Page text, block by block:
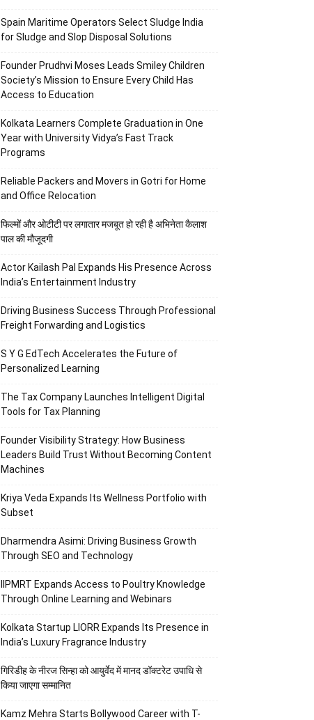
Spain Maritime Operators Select Sludge India
for Sludge and Slop Disposal Solutions
Founder Prudhvi Moses Leads Smiley Children
Society’s Mission to Ensure Every Child Has
Access to Education
Kolkata Learners Complete Graduation in One
Year with University Vidya’s Fast Track
Programs
Reliable Packers and Movers in Gotri for Home
and Office Relocation
फिल्मों और ओटीटी पर लगातार मजबूत हो रही है अभिनेता कैलाश
पाल की मौजूदगी
Actor Kailash Pal Expands His Presence Across
India’s Entertainment Industry
Driving Business Success Through Professional
Freight Forwarding and Logistics
S Y G EdTech Accelerates the Future of
Personalized Learning
The Tax Company Launches Intelligent Digital
Tools for Tax Planning
Founder Visibility Strategy: How Business
Leaders Build Trust Without Becoming Content
Machines
Kriya Veda Expands Its Wellness Portfolio with
Subset
Dharmendra Asimi: Driving Business Growth
Through SEO and Technology
IIPMRT Expands Access to Poultry Knowledge
Through Online Learning and Webinars
Kolkata Startup LIORR Expands Its Presence in
India’s Luxury Fragrance Industry
गिरिडीह के नीरज सिन्हा को आयुर्वेद में मानद डॉक्टरेट उपाधि से
किया जाएगा सम्मानित
Kamz Mehra Starts Bollywood Career with T-